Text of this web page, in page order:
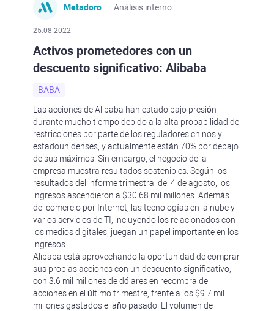
Metadoro Análisis interno
25.08.2022
Activos prometedores con un
descuento significativo: Alibaba
BABA
Las acciones de Alibaba han estado bajo presión
durante mucho tiempo debido a la alta probabilidad de
restricciones por parte de los reguladores chinos y
estadounidenses, y actualmente están 70% por debajo
de sus máximos. Sin embargo, el negocio de la
empresa muestra resultados sostenibles. Según los
resultados del informe trimestral del 4 de agosto, los
ingresos ascendieron a $30.68 mil millones. Además
del comercio por Internet, las tecnologías en la nube y
varios servicios de TI, incluyendo los relacionados con
los medios digitales, juegan un papel importante en los
ingresos.
Alibaba está aprovechando la oportunidad de comprar
sus propias acciones con un descuento significativo,
con 3.6 mil millones de dólares en recompra de
acciones en el último trimestre, frente a los $9.7 mil
millones gastados el año pasado. El volumen de